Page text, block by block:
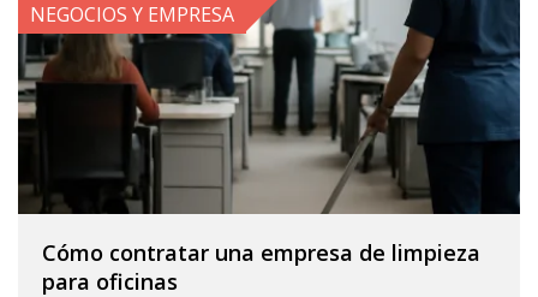
Cómo contratar una empresa de limpieza
para oficinas
NEGOCIOS Y EMPRESA